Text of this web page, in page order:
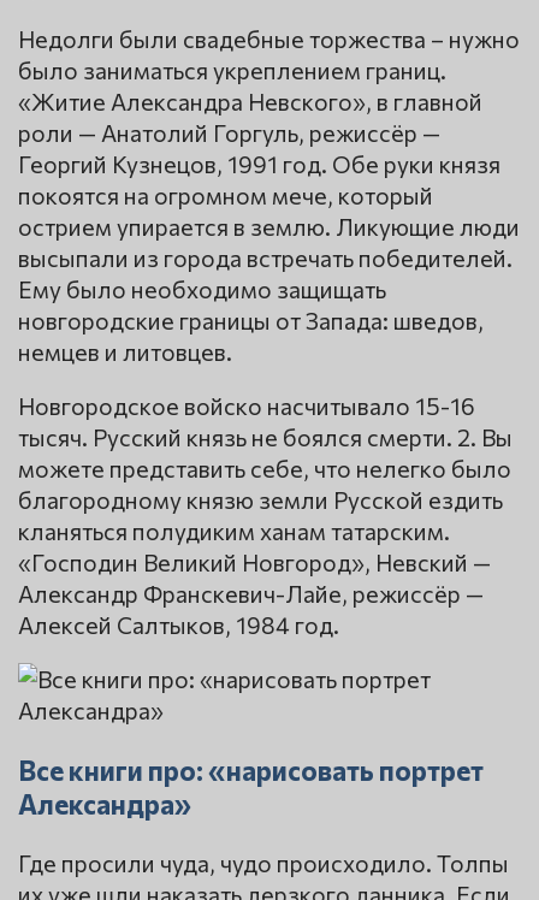
Недолги были свадебные торжества – нужно
было заниматься укреплением границ.
«Житие Александра Невского», в главной
роли — Анатолий Горгуль, режиссёр —
Георгий Кузнецов, 1991 год. Обе руки князя
покоятся на огромном мече, который
острием упирается в землю. Ликующие люди
высыпали из города встречать победителей.
Ему было необходимо защищать
новгородские границы от Запада: шведов,
немцев и литовцев.
Новгородское войско насчитывало 15-16
тысяч. Русский князь не боялся смерти. 2. Вы
можете представить себе, что нелегко было
благородному князю земли Русской ездить
кланяться полудиким ханам татарским.
«Господин Великий Новгород», Невский —
Александр Франскевич-Лайе, режиссёр —
Алексей Салтыков, 1984 год.
Все книги про: «нарисовать портрет
Александра»
Где просили чуда, чудо происходило. Толпы